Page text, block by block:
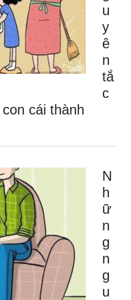
u
y
ê
n
tắ
c
cái thành
N
h
ữ
n
g
n
g
u